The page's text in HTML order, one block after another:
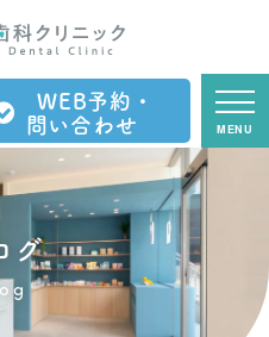
WEB予約・
問い合わせ
MENU
グ